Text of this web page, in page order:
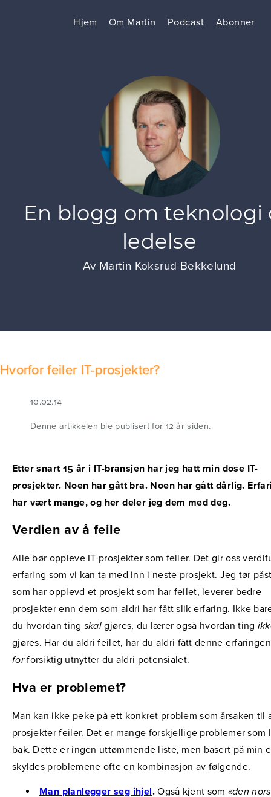
Hjem Om Martin Podcast Abonner
En blogg om teknologi
ledelse
Av Martin Koksrud Bekkelund
Hvorfor feiler IT-prosjekter?
10.02.14
Denne artikkelen ble publisert for 12 år siden.
Etter snart 15 år i IT-bransjen har jeg hatt min dose IT-
prosjekter. Noen har gått bra. Noen har gått dårlig.
har vært mange, og her deler jeg dem med deg.
Verdien av å feile
Alle bør oppleve IT-prosjekter som feiler. Det gir oss
erfaring som vi kan ta med inn i neste prosjekt. Jeg tør
som har opplevd et prosjekt som har feilet, leverer bedre
prosjekter enn dem som aldri har fått slik erfaring. Ikke
du hvordan ting skal gjøres, du lærer også hvordan ting
gjøres. Har du aldri feilet, har du aldri fått denne
forforsiktig utnytter du aldri potensialet.
Hva er problemet?
Man kan ikke peke på ett konkret problem som årsaken til
prosjekter feiler. Det er mange forskjellige problemer som
bak. Dette er ingen uttømmende liste, men basert på min
skyldes problemene ofte en kombinasjon av følgende.
Man planlegger seg ihjel. Også kjent som «den